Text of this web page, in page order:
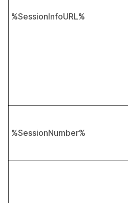
%SessionInfoURL%
%SessionNumber%